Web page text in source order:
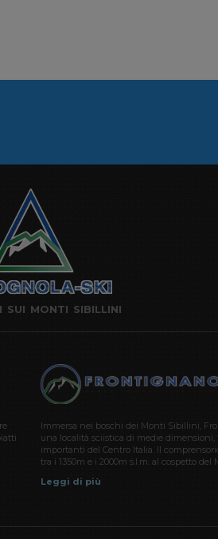
SUI MONTI SIBILLINI
Immersa nei boschi dei Monti Sibillini,
una località sciistica di medie dimensioni,
importanti del Centro Italia. Il
tra i 1350m e i 2000m s.l.m. al cospetto del
Leggi di più